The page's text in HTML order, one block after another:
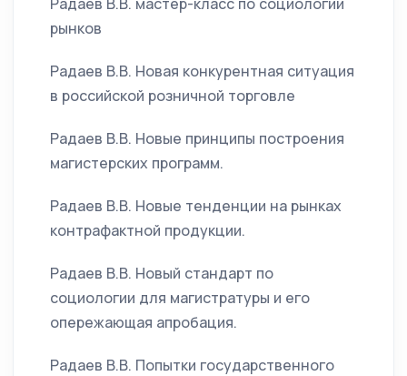
рынков
Радаев В.В. Новая конкурентная ситуация
в российской розничной торговле
Радаев В.В. Новые принципы построения
магистерских программ.
Радаев В.В. Новые тенденции на рынках
контрафактной продукции.
Радаев В.В. Новый стандарт по
социологии для магистратуры и его
опережающая апробация.
Радаев В.В. Попытки государственного